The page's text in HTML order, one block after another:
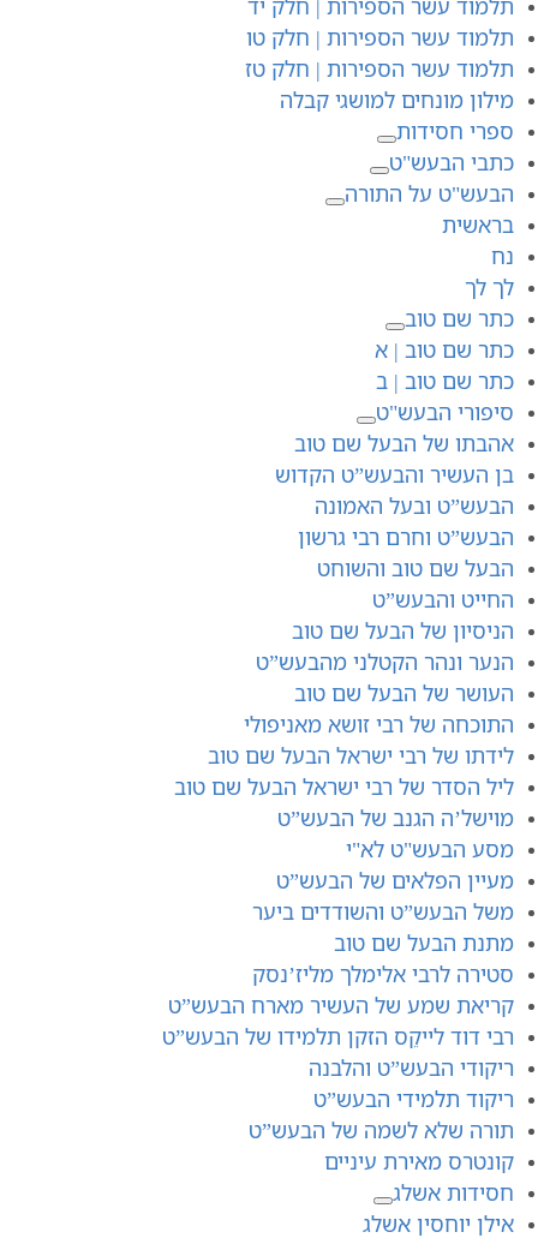
תלמוד עשר הספירות | חלק טו
תלמוד עשר הספירות | חלק טז
מילון מונחים למושגי קבלה
ספרי חסידות
כתבי הבעש"ט
הבעש"ט על התורה
בראשית
נח
לך לך
כתר שם טוב
כתר שם טוב | א
כתר שם טוב | ב
סיפורי הבעש"ט
אהבתו של הבעל שם טוב
בן העשיר והבעש”ט הקדוש
הבעש”ט ובעל האמונה
הבעש”ט וחרם רבי גרשון
הבעל שם טוב והשוחט
החייט והבעש”ט
הניסיון של הבעל שם טוב
הנער ונהר הקטלני מהבעש”ט
העושר של הבעל שם טוב
התוכחה של רבי זושא מאניפולי
לידתו של רבי ישראל הבעל שם טוב
ליל הסדר של רבי ישראל הבעל שם טוב
מוישל’ה הגנב של הבעש”ט
מסע הבעש"ט לא"י
מעיין הפלאים של הבעש”ט
משל הבעש”ט והשודדים ביער
מתנת הבעל שם טוב
סטירה לרבי אלימלך מליז’נסק
קריאת שמע של העשיר מארח הבעש”ט
רבי דוד לייקֵס הזקן תלמידו של הבעש”ט
ריקודי הבעש”ט והלבנה
ריקוד תלמידי הבעש”ט
תורה שלא לשמה של הבעש”ט
קונטרס מאירת עיניים
חסידות אשלג
אילן יוחסין אשלג